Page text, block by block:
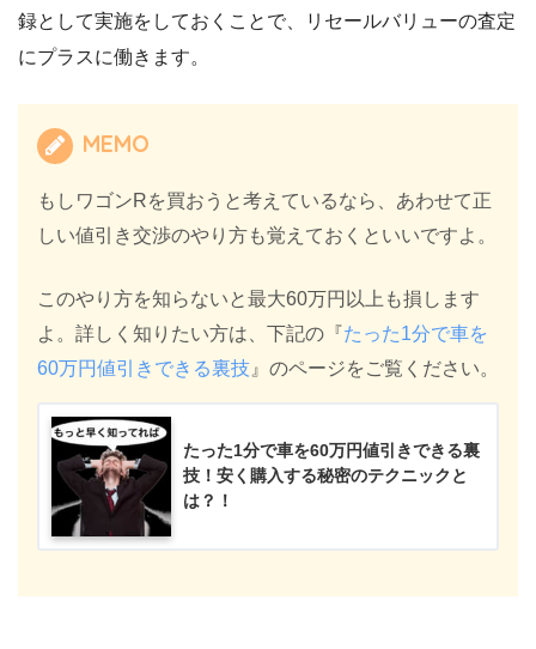
録として実施をしておくことで、リセールバリューの査定
にプラスに働きます。
MEMO
もしワゴンRを買おうと考えているなら、あわせて正
しい値引き交渉のやり方も覚えておくといいですよ。
このやり方を知らないと最大60万円以上も損します
よ。詳しく知りたい方は、下記の『たった1分で車を
60万円値引きできる裏技 』のページをご覧ください。
たった1分で車を60万円値引きできる裏
技！安く購入する秘密のテクニックと
は？！